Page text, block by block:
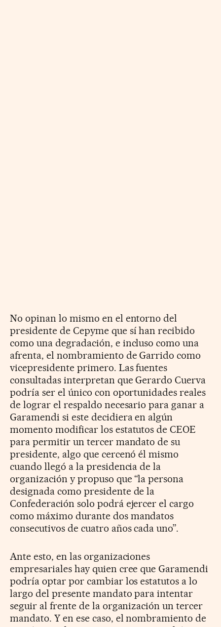
No opinan lo mismo en el entorno del
presidente de Cepyme que sí han recibido
como una degradación, e incluso como una
afrenta, el nombramiento de Garrido como
vicepresidente primero. Las fuentes
consultadas interpretan que Gerardo Cuerva
podría ser el único con oportunidades reales
de lograr el respaldo necesario para ganar a
Garamendi si este decidiera en algún
momento modificar los estatutos de CEOE
para permitir un tercer mandato de su
presidente, algo que cercenó él mismo
cuando llegó a la presidencia de la
organización y propuso que “la persona
designada como presidente de la
Confederación solo podrá ejercer el cargo
como máximo durante dos mandatos
consecutivos de cuatro años cada uno”.
Ante esto, en las organizaciones
empresariales hay quien cree que Garamendi
podría optar por cambiar los estatutos a lo
largo del presente mandato para intentar
seguir al frente de la organización un tercer
mandato. Y en ese caso, el nombramiento de